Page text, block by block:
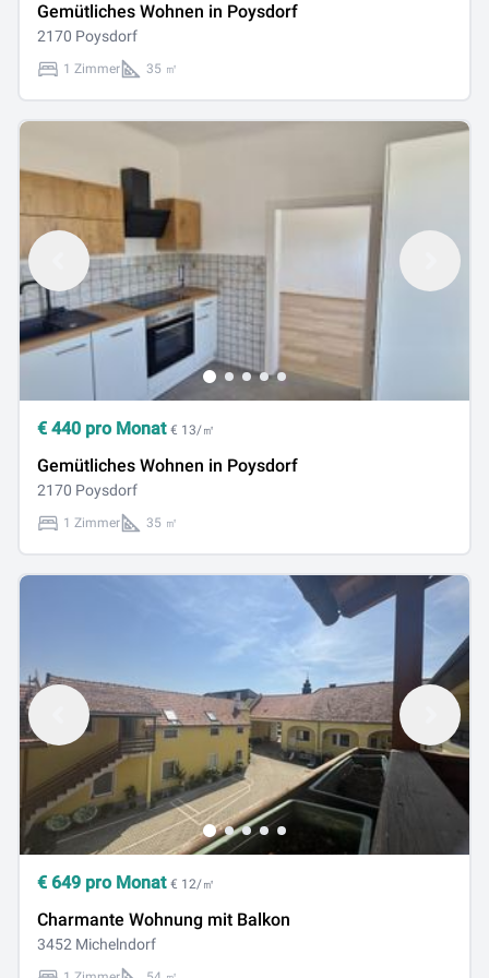
Gemütliches Wohnen in Poysdorf
2170 Poysdorf
1 Zimmer 35 ㎡
€ 440 pro Monat € 13/㎡
Gemütliches Wohnen in Poysdorf
2170 Poysdorf
1 Zimmer 35 ㎡
€ 649 pro Monat € 12/㎡
Charmante Wohnung mit Balkon
3452 Michelndorf